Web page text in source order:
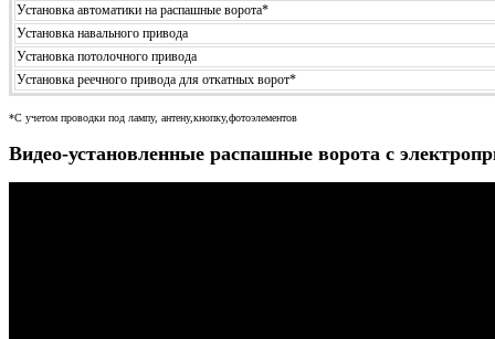
Установка автоматики на распашные ворота*
Установка навального привода
Установка потолочного привода
Установка реечного привода для откатных ворот*
*С учетом проводки под лампу, антену,кнопку,фотоэлементов
Видео-установленные распашные ворота с